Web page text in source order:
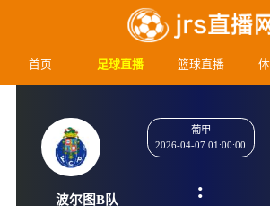
首页 足球直播 篮球直播
葡甲
2026-04-07